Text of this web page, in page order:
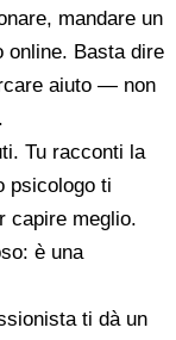
mandare un
online. Basta dire
aiuto — non
Tu racconti la
psicologo ti
capire meglio.
è una
ti dà un